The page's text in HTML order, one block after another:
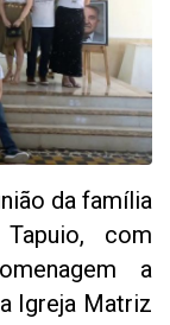
da família
com
a
Igreja Matriz